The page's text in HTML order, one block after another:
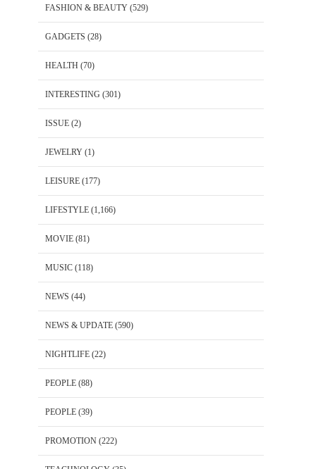
FASHION & BEAUTY (529)
GADGETS (28)
HEALTH (70)
INTERESTING (301)
ISSUE (2)
JEWELRY (1)
LEISURE (177)
LIFESTYLE (1,166)
MOVIE (81)
MUSIC (118)
NEWS (44)
NEWS & UPDATE (590)
NIGHTLIFE (22)
PEOPLE (88)
PEOPLE (39)
PROMOTION (222)